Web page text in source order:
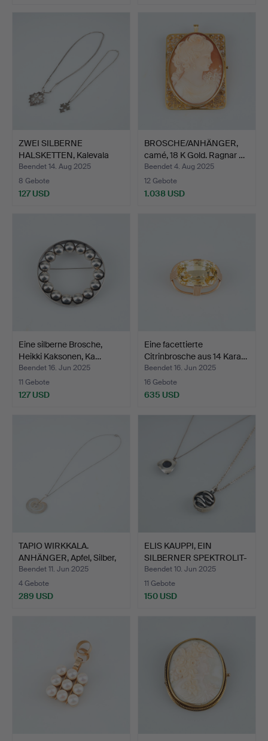
ZWEI SILBERNE
HALSKETTEN, Kalevala
Koru, 1…
Beendet 14. Aug 2025
8 Gebote
127 USD
BROSCHE/ANHÄNGER,
camé, 18 K Gold. Ragnar …
Beendet 4. Aug 2025
12 Gebote
1.038 USD
Eine silberne Brosche,
Heikki Kaksonen, Ka…
Beendet 16. Jun 2025
11 Gebote
127 USD
Eine facettierte
Citrinbrosche aus 14 Kara…
Beendet 16. Jun 2025
16 Gebote
635 USD
TAPIO WIRKKALA.
ANHÄNGER, Apfel, Silber,
H…
Beendet 11. Jun 2025
4 Gebote
289 USD
ELIS KAUPPI, EIN
SILBERNER SPEKTROLIT-
ANHÄ…
Beendet 10. Jun 2025
11 Gebote
150 USD